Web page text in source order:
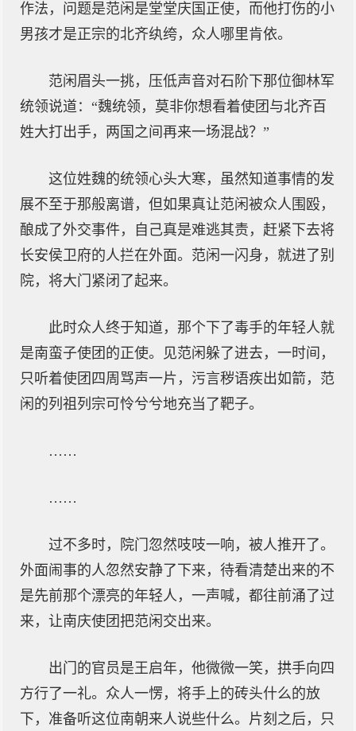
作法，问题是范闲是堂堂庆国正使，而他打伤的小
男孩才是正宗的北齐纨绔，众人哪里肯依。
范闲眉头一挑，压低声音对石阶下那位御林军
统领说道：“魏统领，莫非你想看着使团与北齐百
姓大打出手，两国之间再来一场混战？”
这位姓魏的统领心头大寒，虽然知道事情的发
展不至于那般离谱，但如果真让范闲被众人围殴，
酿成了外交事件，自己真是难逃其责，赶紧下去将
长安侯卫府的人拦在外面。范闲一闪身，就进了别
院，将大门紧闭了起来。
此时众人终于知道，那个下了毒手的年轻人就
是南蛮子使团的正使。见范闲躲了进去，一时间，
只听着使团四周骂声一片，污言秽语疾出如箭，范
闲的列祖列宗可怜兮兮地充当了靶子。
……
……
过不多时，院门忽然吱吱一响，被人推开了。
外面闹事的人忽然安静了下来，待看清楚出来的不
是先前那个漂亮的年轻人，一声喊，都往前涌了过
来，让南庆使团把范闲交出来。
出门的官员是王启年，他微微一笑，拱手向四
方行了一礼。众人一愣，将手上的砖头什么的放
下，准备听这位南朝来人说些什么。片刻之后，只